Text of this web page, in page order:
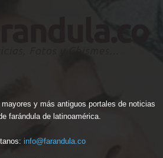
y más antiguos portales de noticias
farándula de latinoamérica.
info@farandula.co